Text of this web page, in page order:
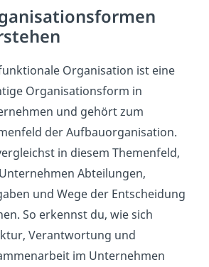
Organisation ist eine
Organisationsform in
und gehört zum
der Aufbauorganisation.
in diesem Themenfeld,
Abteilungen,
und Wege der Entscheidung
So erkennst du, wie sich
Verantwortung und
im Unternehmen